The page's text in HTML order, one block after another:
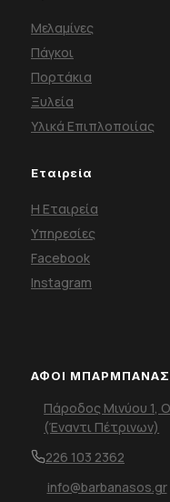
Μελαμίνες
Πάγκοι
Πορτάκια
Ξυλεία
Υλικά Επιπλοποιίας
Εταιρεία
Η Εταιρεία
Υπηρεσίες
Facebook
Instagram
ΑΦΟΙ
Πάροδος Μινύου 1,
(Έναντι Πέτρινων)
226 103 2362
info@barbanasos.gr